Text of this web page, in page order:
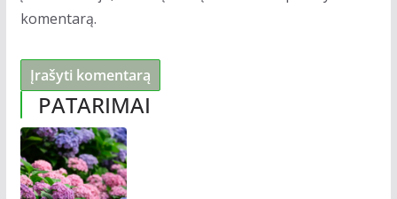
komentarą.
PATARIMAI